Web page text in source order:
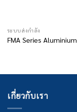
ระบบส่งกำลัง
FMA Series Aluminium
เกี่ยวกับเรา